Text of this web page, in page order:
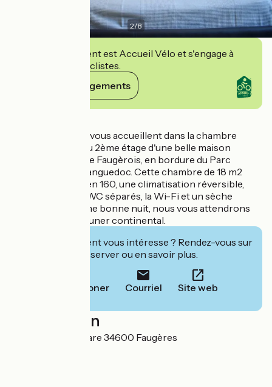
2/8
Cet établissement est Accueil Vélo et s'engage à
accueillir des cyclistes.
Voir ses engagements
Françoise et Alex vous accueillent dans la chambre
Brassens située au 2ème étage d'une belle maison
vigneronne dans le Faugèrois, en bordure du Parc
Naturel du Haut Languedoc. Cette chambre de 18 m2
vous offrira un lit en 160, une climatisation réversible,
une salle d'eau et WC séparés, la Wi-Fi et un sèche
cheveux. Après une bonne nuit, nous vous attendrons
pour un petit déjeuner continental.
Cet établissement vous intéresse ? Rendez-vous sur
leur site pour réserver ou en savoir plus.
Téléphoner Courriel Site web
Localisation
55 Avenue de la Gare 34600 Faugères